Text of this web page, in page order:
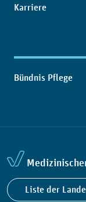
Karriere
Bündnis Pflege
Liste der